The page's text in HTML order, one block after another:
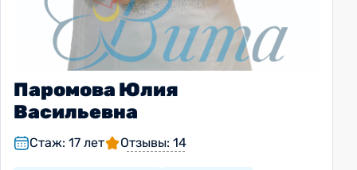
Паромова Юлия
Васильевна
Стаж: 17 лет Отзывы: 14